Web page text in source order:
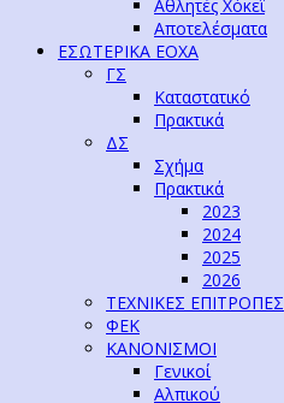
Αθλητές Χόκεϊ
Αποτελέσματα
ΕΣΩΤΕΡΙΚΑ ΕΟΧΑ
ΓΣ
Καταστατικό
Πρακτικά
ΔΣ
Σχήμα
Πρακτικά
2023
2024
2025
2026
ΤΕΧΝΙΚΕΣ ΕΠΙΤΡΟΠΕΣ
ΦΕΚ
ΚΑΝΟΝΙΣΜΟΙ
Γενικοί
Αλπικού